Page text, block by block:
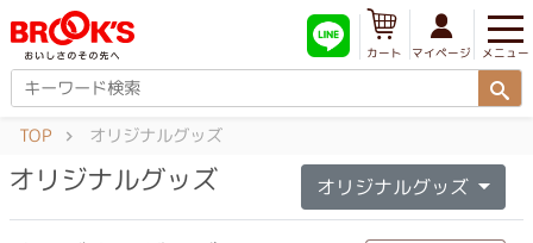
メニュー
マイページ
カート
TOP オリジナルグッズ
オリジナルグッズ オリジナルグッズ